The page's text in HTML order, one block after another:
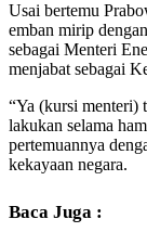
Usai bertemu
emban mirip
sebagai Menteri
menjabat sebagai
“Ya (kursi menteri)
lakukan selama
pertemuannya
kekayaan negara.
Baca Juga :